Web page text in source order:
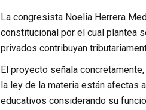
La congresista Noelia Herrera
constitucional por el cual plantea
privados contribuyan
El proyecto señala
la ley de la materia están afectas
educativos considerando su